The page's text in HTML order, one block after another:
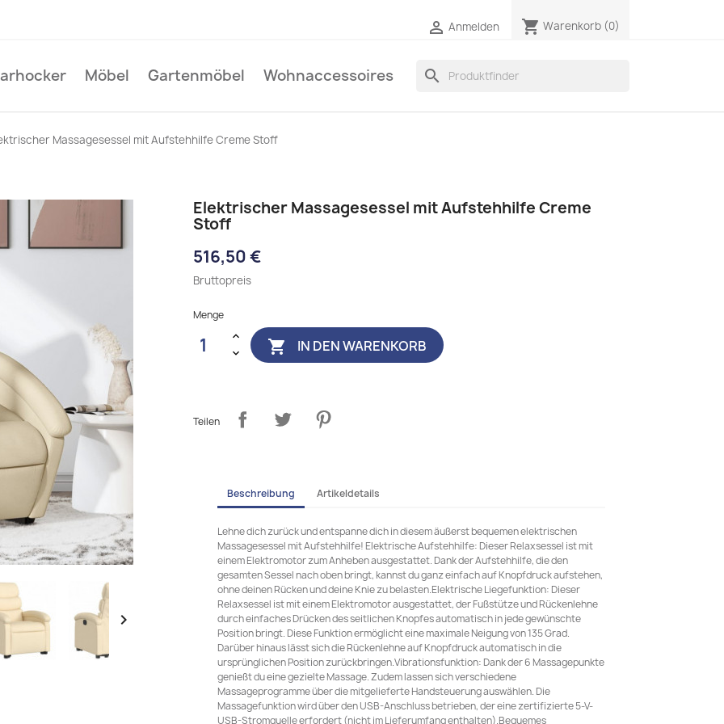
 Anmelden shopping_cart Warenkorb (0)
Möbel Gartenmöbel Wohnaccessoires search
Massagesessel mit Aufstehhilfe Creme Stoff

Elektrischer Massagesessel mit Aufstehhilfe Creme
Stoff
516,50 €
Bruttopreis
Menge
 IN DEN WARENKORB
Teilen
Beschreibung Artikeldetails
Lehne dich zurück und entspanne dich in diesem äußerst bequemen elektrischen
Massagesessel mit Aufstehhilfe! Elektrische Aufstehhilfe: Dieser Relaxsessel ist mit
einem Elektromotor zum Anheben ausgestattet. Dank der Aufstehhilfe, die den
gesamten Sessel nach oben bringt, kannst du ganz einfach auf Knopfdruck aufstehen,
ohne deinen Rücken und deine Knie zu belasten.Elektrische Liegefunktion: Dieser
Relaxsessel ist mit einem Elektromotor ausgestattet, der Fußstütze und Rückenlehne
durch einfaches Drücken des seitlichen Knopfes automatisch in jede gewünschte
Position bringt. Diese Funktion ermöglicht eine maximale Neigung von 135 Grad.
Darüber hinaus lässt sich die Rückenlehne auf Knopfdruck automatisch in die
ursprünglichen Position zurückbringen.Vibrationsfunktion: Dank der 6 Massagepunkte
genießt du eine gezielte Massage. Zudem lassen sich verschiedene
Massageprogramme über die mitgelieferte Handsteuerung auswählen. Die
Massagefunktion wird über den USB-Anschluss betrieben, der eine zertifizierte 5-V-
USB-Stromquelle erfordert (nicht im Lieferumfang enthalten).Bequemes